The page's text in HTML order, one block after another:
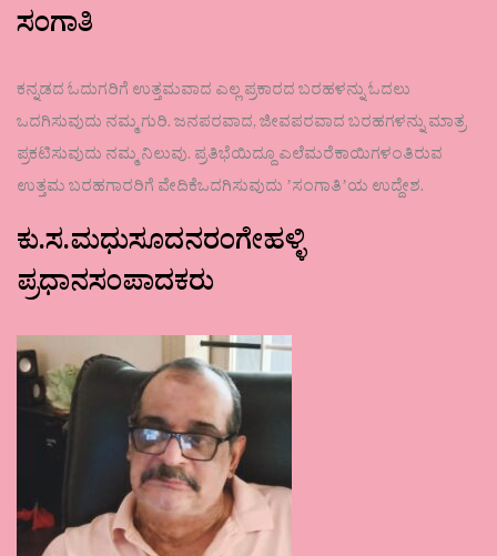
ಸಂಗಾತಿ
ಕನ್ನಡದ ಓದುಗರಿಗೆ ಉತ್ತಮವಾದ ಎಲ್ಲ ಪ್ರಕಾರದ ಬರಹಳನ್ನು ಓದಲು
ಒದಗಿಸುವುದು ನಮ್ಮ ಗುರಿ. ಜನಪರವಾದ, ಜೀವಪರವಾದ ಬರಹಗಳನ್ನು ಮಾತ್ರ
ಪ್ರಕಟಿಸುವುದು ನಮ್ಮ ನಿಲುವು. ಪ್ರತಿಭೆಯಿದ್ದೂ ಎಲೆಮರೆಕಾಯಿಗಳಂತಿರುವ
ಉತ್ತಮ ಬರಹಗಾರರಿಗೆ ವೇದಿಕೆಒದಗಿಸುವುದು ʼಸಂಗಾತಿʼಯ ಉದ್ದೇಶ.
ಕು.ಸ.ಮಧುಸೂದನರಂಗೇಹಳ್ಳಿ
ಪ್ರಧಾನಸಂಪಾದಕರು